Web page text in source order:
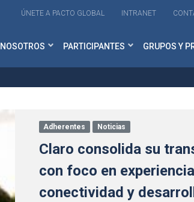
ÚNETE A PACTO GLOBAL INTRANET
NOSOTROS PARTICIPANTES GRUPOS Y
Adherentes Noticias
Claro consolida su
con foco en
conectividad y